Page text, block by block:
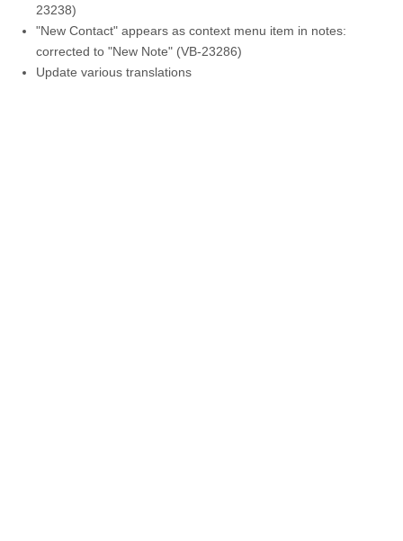
23238)
"New Contact" appears as context menu item in notes:
corrected to "New Note" (VB-23286)
Update various translations